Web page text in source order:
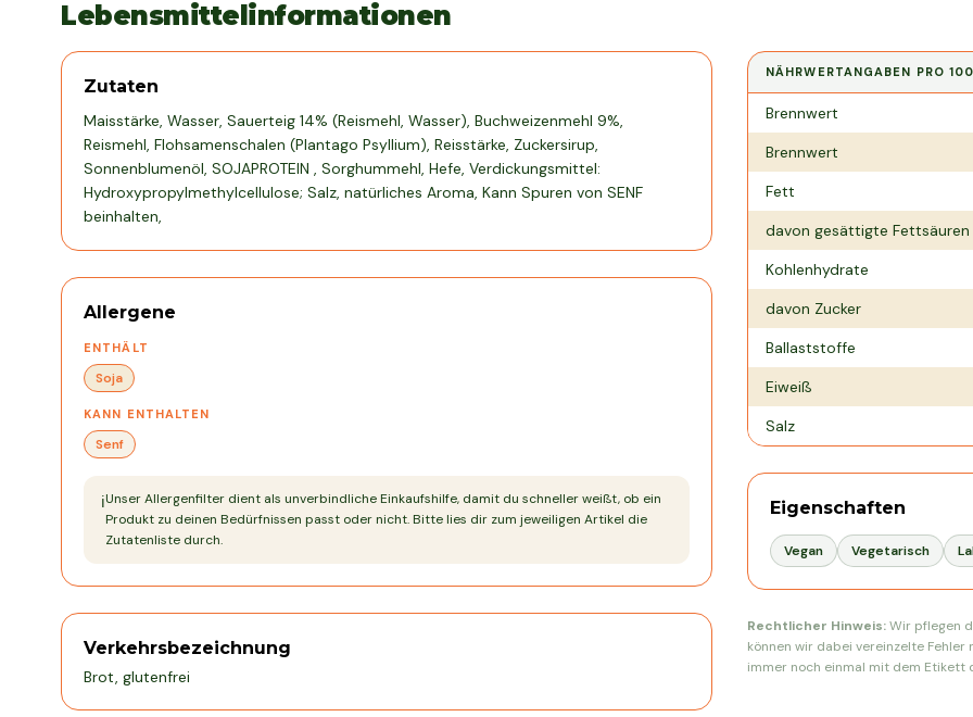
Lebensmittelinformationen
Zutaten
Maisstärke, Wasser, Sauerteig 14% (Reismehl, Wasser), Buchweizenmehl 9%,
Reismehl, Flohsamenschalen (Plantago Psyllium), Reisstärke, Zuckersirup,
Sonnenblumenöl, SOJAPROTEIN , Sorghummehl, Hefe, Verdickungsmittel:
Hydroxypropylmethylcellulose; Salz, natürliches Aroma, Kann Spuren von SENF
beinhalten,
Allergene
ENTHÄLT
Soja
KANN ENTHALTEN
Senf
ℹ️Unser Allergenfilter dient als unverbindliche Einkaufshilfe, damit du schneller weißt, ob ein
Produkt zu deinen Bedürfnissen passt oder nicht. Bitte lies dir zum jeweiligen Artikel die
Zutatenliste durch.
Verkehrsbezeichnung
Brot, glutenfrei
NÄHRWERTANGABEN PRO
Nährwertangaben pro
Brennwert
Brennwert
Fett
davon gesättigte Fettsäuren
Kohlenhydrate
davon Zucker
Ballaststoffe
Eiweiß
Salz
Eigenschaften
Vegan Vegetarisch
Rechtlicher Hinweis:Wir pflegen
können wir dabei vereinzelte
immer noch einmal mit dem Etikett